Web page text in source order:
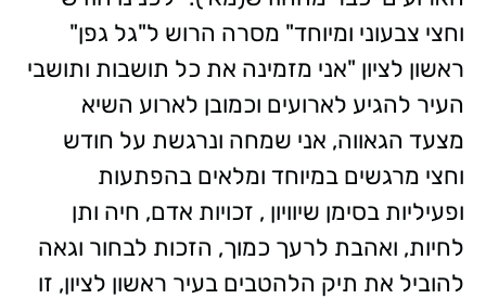
וחצי צבעוני ומיוחד" מסרה הרוש ל"גל גפן"
ראשון לציון "אני מזמינה את כל תושבות ותושבי
העיר להגיע לארועים וכמובן לארוע השיא
מצעד הגאווה, אני שמחה ונרגשת על חודש
וחצי מרגשים במיוחד ומלאים בהפתעות
ופעיליות בסימן שיוויון , זכויות אדם, חיה ותן
לחיות, ואהבת לרעך כמוך, הזכות לבחור וגאה
להוביל את תיק הלהטבים בעיר ראשון לציון, זו